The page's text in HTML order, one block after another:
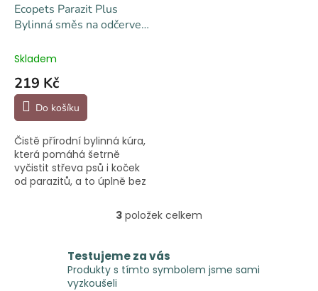
Ecopets Parazit Plus
Bylinná směs na odčervení
Skladem
219 Kč
Do košíku
Čistě přírodní bylinná kúra,
která pomáhá šetrně
vyčistit střeva psů i koček
od parazitů, a to úplně bez
O
l
á
d
3 položek celkem
Testujeme za vás
Produkty s tímto symbolem jsme sami
vyzkoušeli